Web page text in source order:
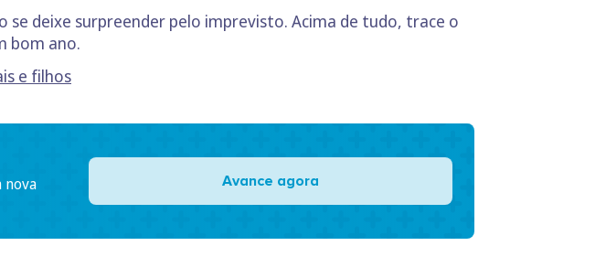
se deixe surpreender pelo imprevisto. Acima de tudo, trace o
bom ano.
e filhos
nova
Avance agora